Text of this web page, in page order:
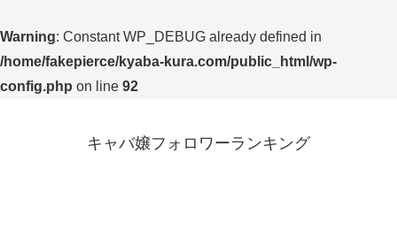
Warning: Constant WP_DEBUG already defined in
/home/fakepierce/kyaba-kura.com/public_html/wp-
config.php on line 92
キャバ嬢フォロワーランキング